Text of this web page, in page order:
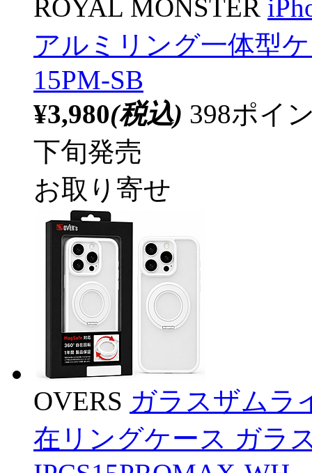
ROYAL MONSTER
アルミリング一体型
15PM-SB
¥3,980(税込) 398ポイ
下旬発売
お取り寄せ
OVERS ガラスザムラ
在リングケース ガラ